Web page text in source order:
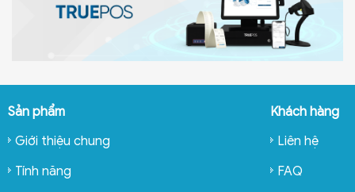
Sản phẩm
Giới thiệu chung
Tính năng
Khách hàng
Liên hệ
FAQ